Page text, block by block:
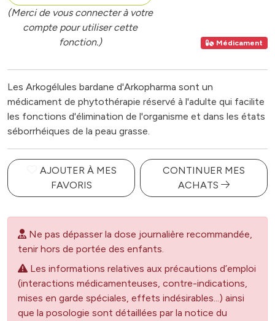
(Merci de vous connecter à votre
compte pour utiliser cette
fonction.)
Médicament
Les Arkogélules bardane d'Arkopharma sont un
médicament de phytothérapie réservé à l'adulte qui facilite
les fonctions d'élimination de l'organisme et dans les états
séborrhéiques de la peau grasse.
AJOUTER À MES
FAVORIS
CONTINUER MES
ACHATS
Ne pas dépasser la dose journalière recommandée,
tenir hors de portée des enfants.
Les informations relatives aux précautions d’emploi
(interactions médicamenteuses, contre-indications,
mises en garde spéciales, effets indésirables...) ainsi
que la posologie sont détaillées par la notice du